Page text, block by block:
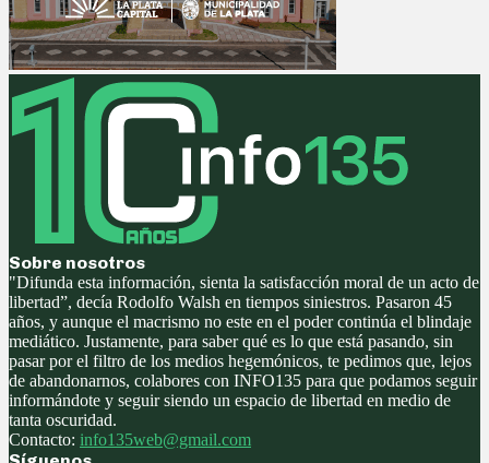
Sobre nosotros
"Difunda esta información, sienta la satisfacción moral de un acto de
libertad”, decía Rodolfo Walsh en tiempos siniestros. Pasaron 45
años, y aunque el macrismo no este en el poder continúa el blindaje
mediático. Justamente, para saber qué es lo que está pasando, sin
pasar por el filtro de los medios hegemónicos, te pedimos que, lejos
de abandonarnos, colabores con INFO135 para que podamos seguir
informándote y seguir siendo un espacio de libertad en medio de
tanta oscuridad.
Contacto: info135web@gmail.com